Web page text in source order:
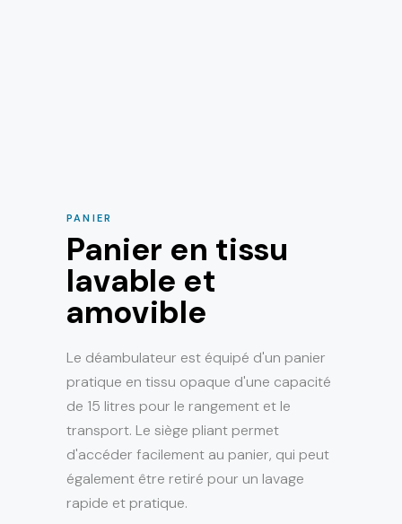
PANIER
Panier en tissu
lavable et
amovible
Le déambulateur est équipé d'un panier
pratique en tissu opaque d'une capacité
de 15 litres pour le rangement et le
transport. Le siège pliant permet
d'accéder facilement au panier, qui peut
également être retiré pour un lavage
rapide et pratique.